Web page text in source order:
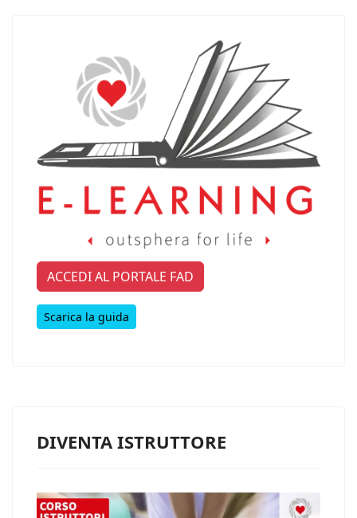
ACCEDI AL PORTALE FAD
Scarica la guida
DIVENTA ISTRUTTORE